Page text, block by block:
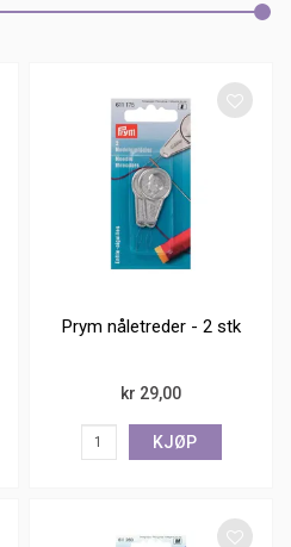
Prym nåletreder - 2 stk
kr 29,00
KJØP